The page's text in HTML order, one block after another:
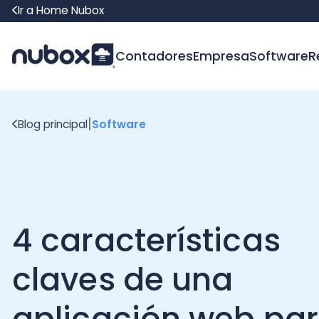
Ir a Home Nubox
ContadoresEmpresaSoftware
4 características
claves de una
aplicación web para